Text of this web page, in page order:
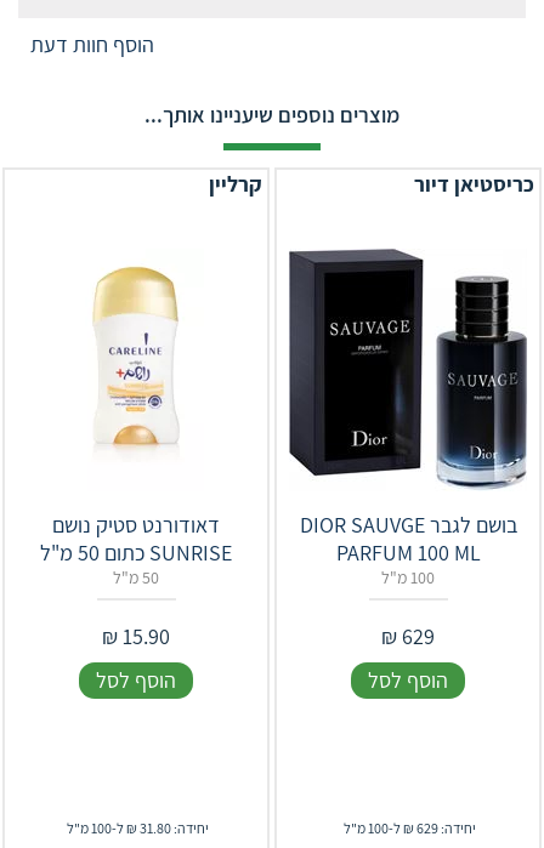
הוסף חוות דעת
מוצרים נוספים שיעניינו אותך...
כריסטיאן דיור
בושם לגבר DIOR SAUVGE
PARFUM 100 ML
100 מ"ל
629
₪
הוסף לסל
יחידה: 629 ₪ ל-100 מ"ל
קרליין
דאודורנט סטיק נושם
SUNRISE כתום 50 מ"ל
50 מ"ל
15.90
₪
הוסף לסל
יחידה: 31.80 ₪ ל-100 מ"ל